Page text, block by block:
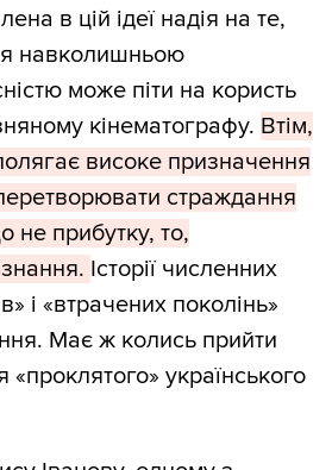
в цій ідеї надія на те,
навколишньою
може піти на користь
кінематографу. Втім,
високе призначення
страждання
не прибутку, то,
Історії численних
і «втрачених поколінь»
Має ж колись прийти
«проклятого» українського